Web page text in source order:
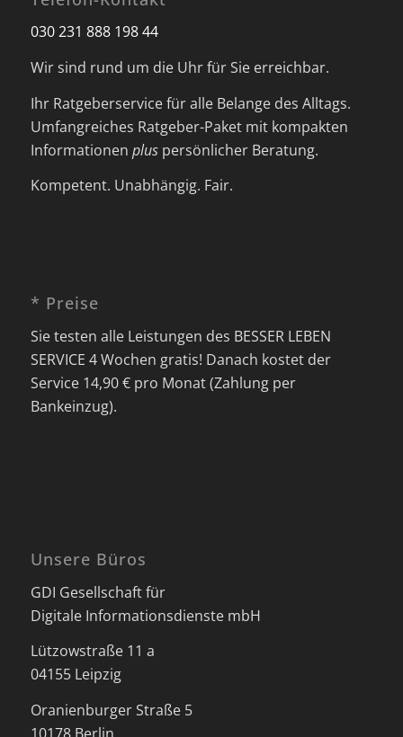
030 231 888 198 44
Wir sind rund um die Uhr für Sie erreichbar.
Ihr Ratgeberservice für alle Belange des Alltags.
Umfangreiches Ratgeber-Paket mit kompakten
Informationen pluspersönlicher Beratung.
Kompetent. Unabhängig. Fair.
* Preise
Sie testen alle Leistungen des BESSER LEBEN
SERVICE 4 Wochen gratis! Danach kostet der
Service 14,90 € pro Monat (Zahlung per
Bankeinzug).
Unsere Büros
GDI Gesellschaft für
Digitale Informationsdienste mbH
Lützowstraße 11 a
04155 Leipzig
Oranienburger Straße 5